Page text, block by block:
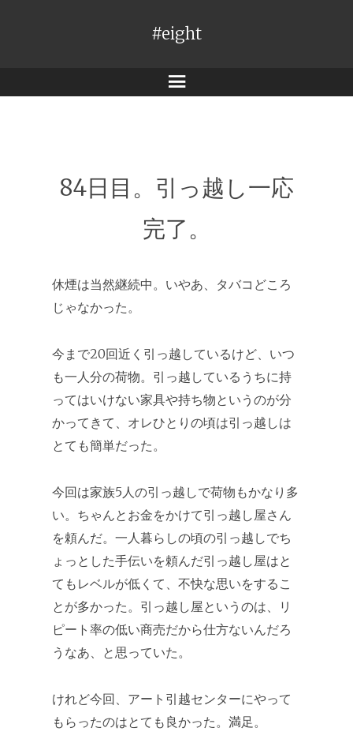
#eight
メ
84日目。引っ越し一応
完了。
休煙は当然継続中。いやあ、タバコどころ
じゃなかった。
今まで20回近く引っ越しているけど、いつ
も一人分の荷物。引っ越しているうちに持
ってはいけない家具や持ち物というのが分
かってきて、オレひとりの頃は引っ越しは
とても簡単だった。
今回は家族5人の引っ越しで荷物もかなり多
い。ちゃんとお金をかけて引っ越し屋さん
を頼んだ。一人暮らしの頃の引っ越しでち
ょっとした手伝いを頼んだ引っ越し屋はと
てもレベルが低くて、不快な思いをするこ
とが多かった。引っ越し屋というのは、リ
ピート率の低い商売だから仕方ないんだろ
うなあ、と思っていた。
けれど今回、アート引越センターにやって
もらったのはとても良かった。満足。